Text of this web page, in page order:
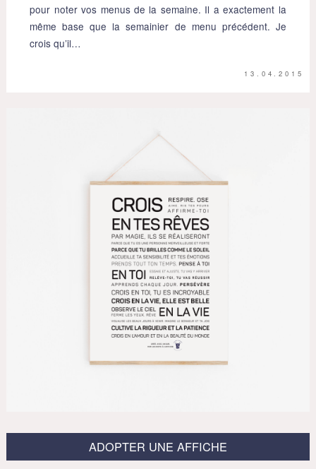
pour noter vos menus de la semaine. Il a exactement la
même base que la semainier de menu précédent. Je
crois qu’il…
13.04.2015
ADOPTER UNE AFFICHE